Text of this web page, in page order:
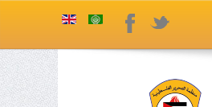
FacebookTwitter